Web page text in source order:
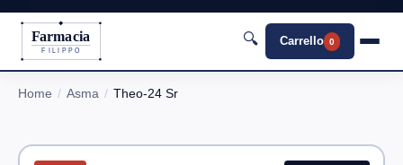
Farmacia
FILIPPO
🔍 Carrello 0
Home Asma Theo-24 Sr